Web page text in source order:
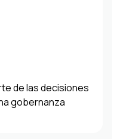
de las decisiones
gobernanza